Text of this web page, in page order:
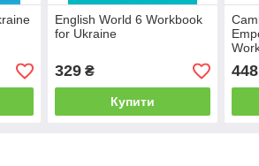
English World 6 Workbook
for Ukraine
329₴
Купити
448